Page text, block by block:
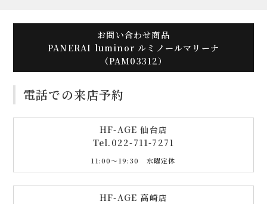
お問い合わせ商品
PANERAI luminor ルミノールマリーナ
（PAM03312）
電話での来店予約
HF-AGE 仙台店
Tel. 022-711-7271
11:00〜19:30 水曜定休
HF-AGE 高崎店